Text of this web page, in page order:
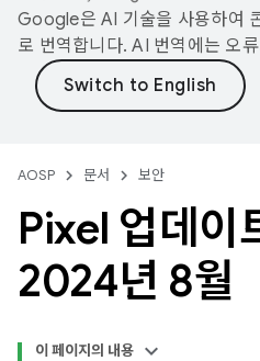
Google은 AI 기술을 사용하여
로 번역합니다. AI 번역에는 오
AOSP 문서 보안
Pixel 업데이
2024년 8월
이 페이지의 내용